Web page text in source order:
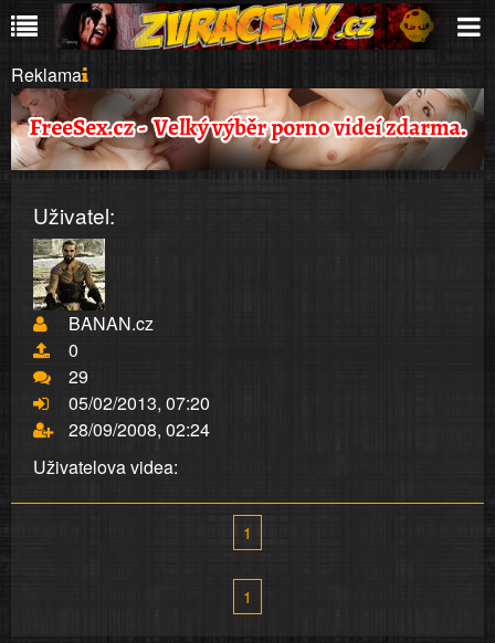
Reklama
Uživatel:
BANAN.cz
0
29
05/02/2013, 07:20
28/09/2008, 02:24
Uživatelova videa:
1
1